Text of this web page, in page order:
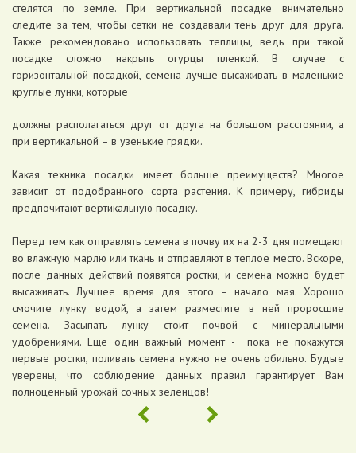
стелятся по земле. При вертикальной посадке внимательно
следите за тем, чтобы сетки не создавали тень друг для друга.
Также рекомендовано использовать теплицы, ведь при такой
посадке сложно накрыть огурцы пленкой. В случае с
горизонтальной посадкой, семена лучше высаживать в маленькие
круглые лунки, которые
должны располагаться друг от друга на большом расстоянии, а
при вертикальной – в узенькие грядки.
Какая техника посадки имеет больше преимуществ? Многое
зависит от подобранного сорта растения. К примеру, гибриды
предпочитают вертикальную посадку.
Перед тем как отправлять семена в почву их на 2-3 дня помещают
во влажную марлю или ткань и отправляют в теплое место. Вскоре,
после данных действий появятся ростки, и семена можно будет
высаживать. Лучшее время для этого – начало мая. Хорошо
смочите лунку водой, а затем разместите в ней проросшие
семена. Засыпать лунку стоит почвой с минеральными
удобрениями. Еще один важный момент - пока не покажутся
первые ростки, поливать семена нужно не очень обильно. Будьте
уверены, что соблюдение данных правил гарантирует Вам
полноценный урожай сочных зеленцов!